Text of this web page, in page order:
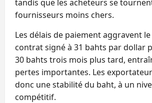
tandis que les acheteurs se
fournisseurs moins chers.
Les délais de paiement aggravent
contrat signé à 31 bahts par dollar
30 bahts trois mois plus tard,
pertes importantes. Les
donc une stabilité du baht, à un
compétitif.